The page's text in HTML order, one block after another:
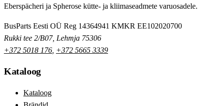
Eberspächeri ja Spherose kütte- ja kliimaseadmete varuosadele.
BusParts Eesti OÜ Reg 14364941 KMKR EE102020700
Rukki tee 2/B07, Lehmja 75306
+372 5018 176 +372 5665 3339
Kataloog
Kataloog